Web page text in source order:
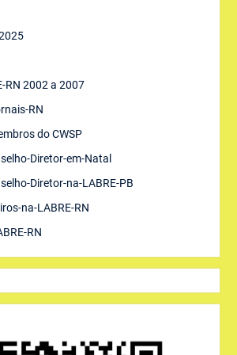
RN 2002 a 2007
RN
do CWSP
Diretor-em-Natal
Diretor-na-LABRE-PB
na-LABRE-RN
RN